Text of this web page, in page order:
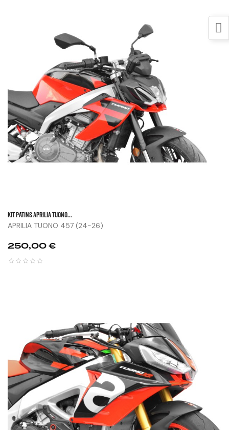
KIT PATINS APRILIA TUONO...
APRILIA TUONO 457 (24-26)
Prix
250,00 €